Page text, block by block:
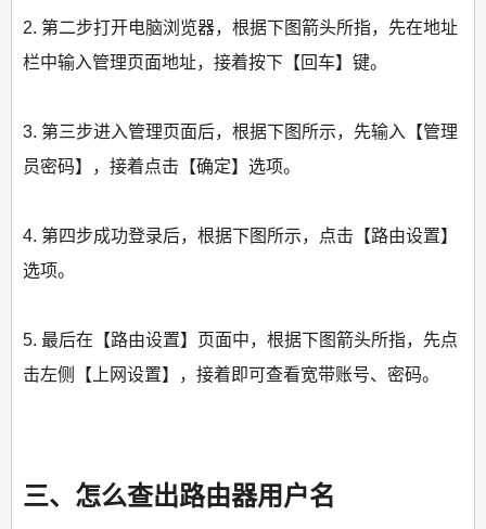
2. 第二步打开电脑浏览器，根据下图箭头所指，先在地址
栏中输入管理页面地址，接着按下【回车】键。
3. 第三步进入管理页面后，根据下图所示，先输入【管理
员密码】，接着点击【确定】选项。
4. 第四步成功登录后，根据下图所示，点击【路由设置】
选项。
5. 最后在【路由设置】页面中，根据下图箭头所指，先点
击左侧【上网设置】，接着即可查看宽带账号、密码。
三、怎么查出路由器用户名